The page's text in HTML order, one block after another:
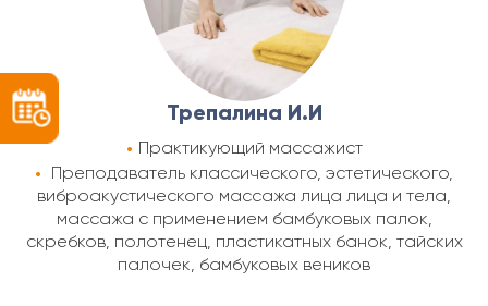
Трепалина И.И
Практикующий массажист
Преподаватель классического, эстетического,
виброакустического массажа лица лица и тела,
массажа с применением бамбуковых палок,
скребков, полотенец, пластикатных банок, тайских
палочек, бамбуковых веников